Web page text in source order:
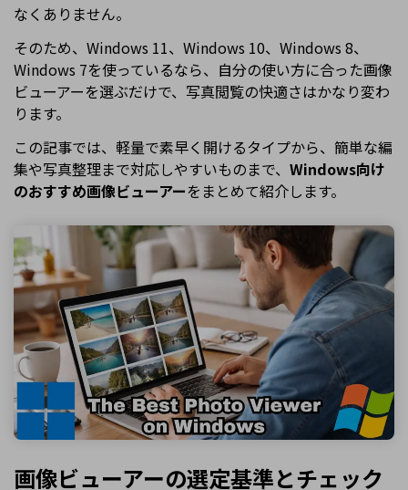
なくありません。
そのため、Windows 11、Windows 10、Windows 8、
Windows 7を使っているなら、自分の使い方に合った画像
ビューアーを選ぶだけで、写真閲覧の快適さはかなり変わ
ります。
この記事では、軽量で素早く開けるタイプから、簡単な編
集や写真整理まで対応しやすいものまで、 Windows向け
のおすすめ画像ビューアーをまとめて紹介します。
画像ビューアーの選定基準とチェック